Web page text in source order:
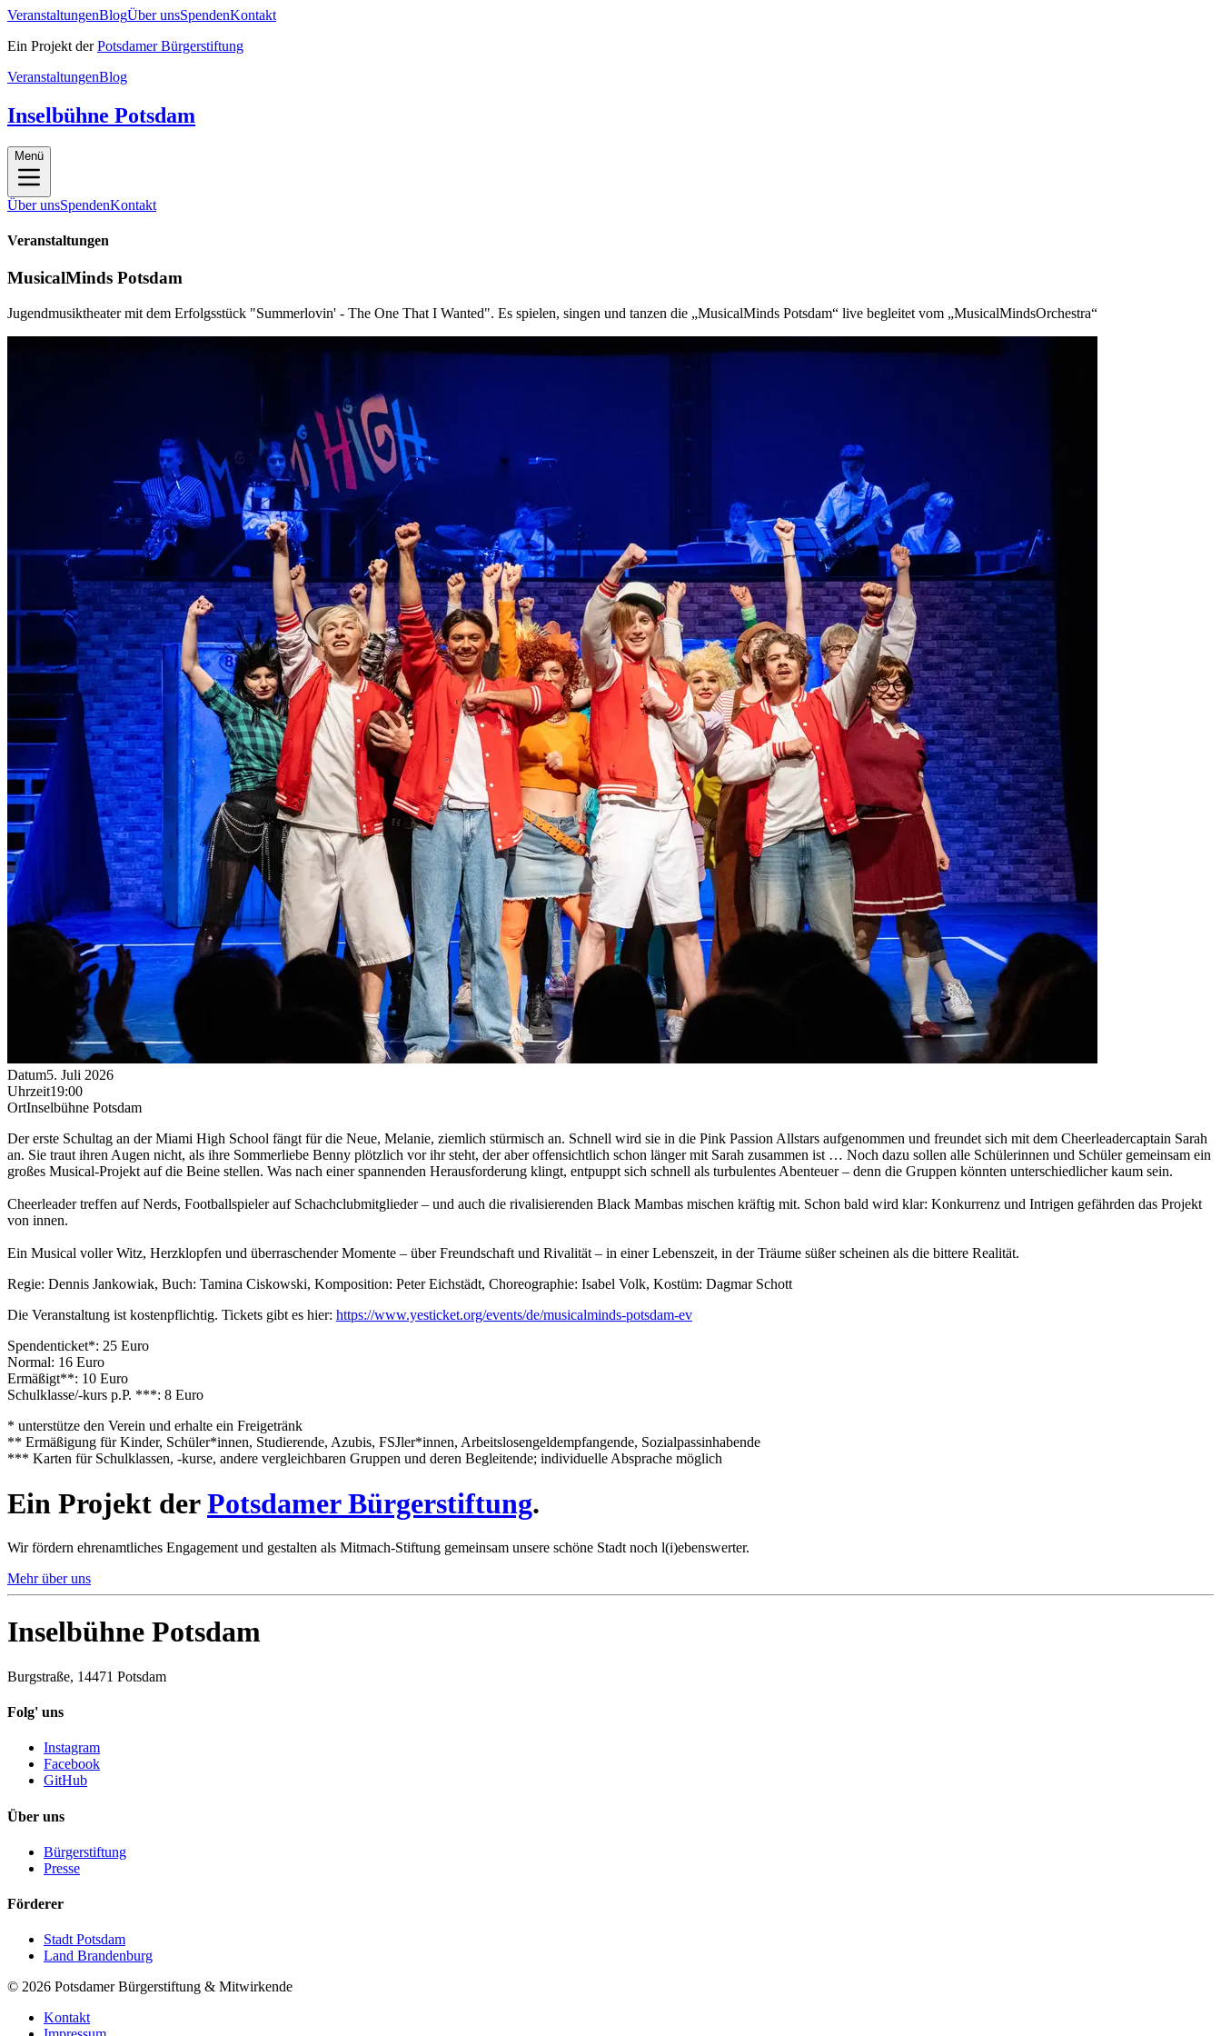
VeranstaltungenBlogÜber unsSpendenKontakt
Ein Projekt der Potsdamer Bürgerstiftung
VeranstaltungenBlog
Inselbühne Potsdam
Menü
Über unsSpendenKontakt
Veranstaltungen
MusicalMinds Potsdam
Jugendmusiktheater mit dem Erfolgsstück "Summerlovin' - The One That I Wanted". Es spielen, singen und tanzen die „MusicalMinds Potsdam“ live begleitet vom „MusicalMindsOrchestra“
Datum5. Juli 2026
Uhrzeit19:00
OrtInselbühne Potsdam
Der erste Schultag an der Miami High School fängt für die Neue, Melanie, ziemlich stürmisch an. Schnell wird sie in die Pink Passion Allstars aufgenommen und freundet sich mit dem Cheerleadercaptain Sarah
an. Sie traut ihren Augen nicht, als ihre Sommerliebe Benny plötzlich vor ihr steht, der aber offensichtlich schon länger mit Sarah zusammen ist … Noch dazu sollen alle Schülerinnen und Schüler gemeinsam ein
großes Musical-Projekt auf die Beine stellen. Was nach einer spannenden Herausforderung klingt, entpuppt sich schnell als turbulentes Abenteuer – denn die Gruppen könnten unterschiedlicher kaum sein.
Cheerleader treffen auf Nerds, Footballspieler auf Schachclubmitglieder – und auch die rivalisierenden Black Mambas mischen kräftig mit. Schon bald wird klar: Konkurrenz und Intrigen gefährden das Projekt
von innen.
Ein Musical voller Witz, Herzklopfen und überraschender Momente – über Freundschaft und Rivalität – in einer Lebenszeit, in der Träume süßer scheinen als die bittere Realität.
Regie: Dennis Jankowiak, Buch: Tamina Ciskowski, Komposition: Peter Eichstädt, Choreographie: Isabel Volk, Kostüm: Dagmar Schott
Die Veranstaltung ist kostenpflichtig. Tickets gibt es hier: https://www.yesticket.org/events/de/musicalminds-potsdam-ev
Spendenticket*: 25 Euro
Normal: 16 Euro
Ermäßigt**: 10 Euro
Schulklasse/-kurs p.P. ***: 8 Euro
* unterstütze den Verein und erhalte ein Freigetränk
** Ermäßigung für Kinder, Schüler*innen, Studierende, Azubis, FSJler*innen, Arbeitslosengeldempfangende, Sozialpassinhabende
*** Karten für Schulklassen, -kurse, andere vergleichbaren Gruppen und deren Begleitende; individuelle Absprache möglich
Ein Projekt der Potsdamer Bürgerstiftung.
Wir fördern ehrenamtliches Engagement und gestalten als Mitmach-Stiftung gemeinsam unsere schöne Stadt noch l(i)ebenswerter.
Mehr über uns
Inselbühne Potsdam
Burgstraße, 14471 Potsdam
Folg' uns
Instagram
Facebook
GitHub
Über uns
Bürgerstiftung
Presse
Förderer
Stadt Potsdam
Land Brandenburg
© 2026 Potsdamer Bürgerstiftung & Mitwirkende
Kontakt